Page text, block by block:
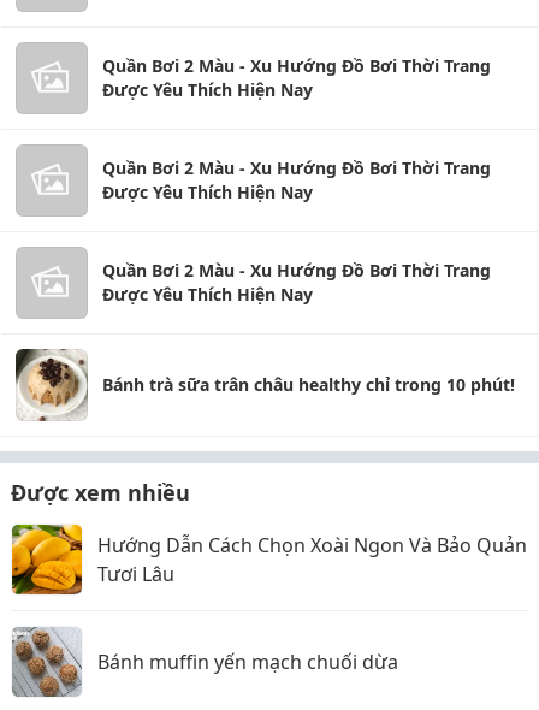
Quần Bơi 2 Màu - Xu Hướng Đồ Bơi Thời Trang
Được Yêu Thích Hiện Nay
Quần Bơi 2 Màu - Xu Hướng Đồ Bơi Thời Trang
Được Yêu Thích Hiện Nay
Quần Bơi 2 Màu - Xu Hướng Đồ Bơi Thời Trang
Được Yêu Thích Hiện Nay
Bánh trà sữa trân châu healthy chỉ trong 10 phút!
Được xem nhiều
Hướng Dẫn Cách Chọn Xoài Ngon Và Bảo Quản
Tươi Lâu
Bánh muffin yến mạch chuối dừa